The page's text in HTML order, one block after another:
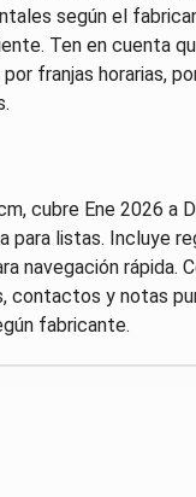
según el
Ten en cuenta
franjas horarias,
cubre Ene 2026 a
para listas. Incluye
navegación rápida.
contactos y notas
fabricante.